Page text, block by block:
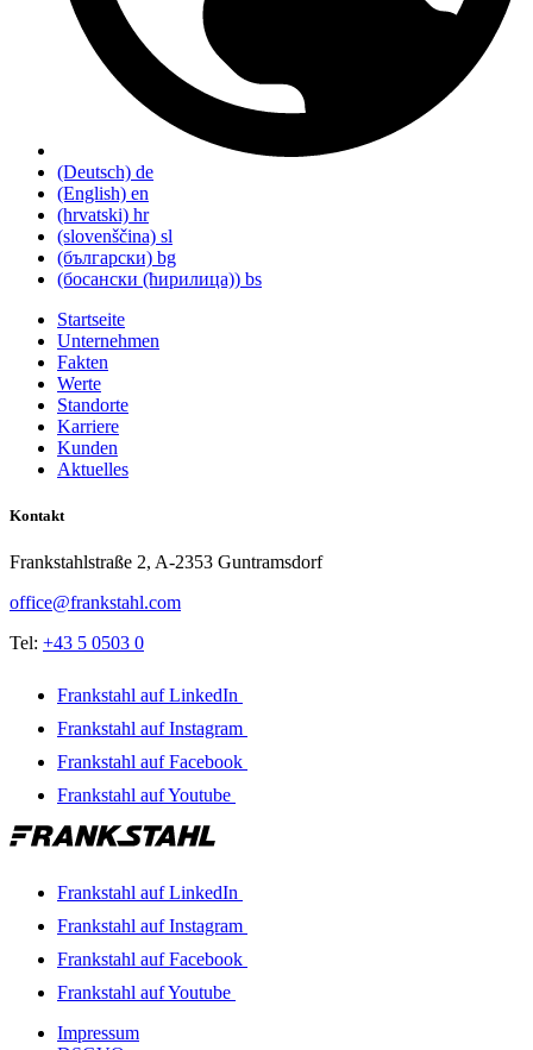
(Deutsch) de
(English) en
(hrvatski) hr
(slovenščina) sl
(български) bg
(босански (ћирилица)) bs
Startseite
Unternehmen
Fakten
Werte
Standorte
Karriere
Kunden
Aktuelles
Kontakt
Frankstahlstraße 2, A-2353 Guntramsdorf
office@frankstahl.com
Tel: +43 5 0503 0
Frankstahl auf LinkedIn
Frankstahl auf Instagram
Frankstahl auf Facebook
Frankstahl auf Youtube
Frankstahl auf LinkedIn
Frankstahl auf Instagram
Frankstahl auf Facebook
Frankstahl auf Youtube
Impressum